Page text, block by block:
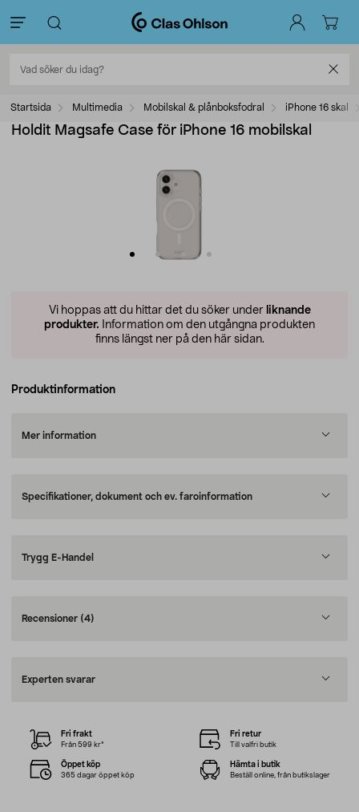
Startsida Multimedia Mobilskal & plånboksfodral iPhone 16 skal
Holdit Magsafe Case för iPhone 16 mobilskal
Vi hoppas att du hittar det du söker under liknande
produkter. Information om den utgångna produkten
finns längst ner på den här sidan.
Produktinformation
Mer information
Specifikationer, dokument och ev. faroinformation
Trygg E-Handel
Recensioner (4)
Experten svarar
Fri frakt
Från 599 kr*
Fri retur
Till valfri butik
Öppet köp
365 dagar öppet köp
Hämta i butik
Beställ online, från butikslager